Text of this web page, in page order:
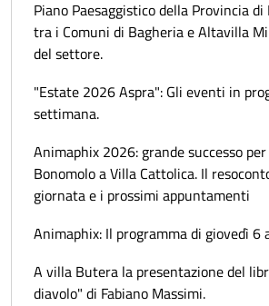
Piano Paesaggistico della Provincia
tra i Comuni di Bagheria e Altavilla
del settore.
"Estate 2026 Aspra": Gli eventi in
settimana.
Animaphix 2026: grande successo
Bonomolo a Villa Cattolica. Il
giornata e i prossimi appuntamenti
Animaphix: Il programma di giovedì 6
A villa Butera la presentazione del
diavolo" di Fabiano Massimi.